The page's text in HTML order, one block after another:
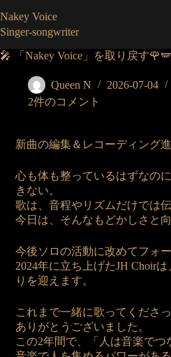
ン
テ
ン
Nakey Voice
Singer-songwriter
🎤 「Nakey Voice」を取り戻す🌹🪽
Queen N 2026-07-04
2件のコメント
新曲の編集＆レコーディング進
心も体も整っているはずなの
きない。
歌は、音程やリズムだけでは
今日は、そんなもどかしさと
今後ソロの活動に改めてフォ
2024年に立ち上げたJH Choir
りを迎えます。
これまで一緒に歌ってくださ
ありがとうございました。
この2年間で、「人は音楽でつ